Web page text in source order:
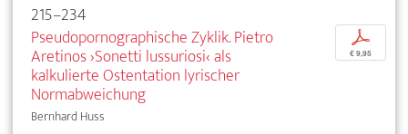
215–234
Pseudopornographische Zyklik. Pietro
Aretinos ›Sonetti lussuriosi‹ als
kalkulierte Ostentation lyrischer
Normabweichung
Bernhard Huss
p
€ 9,95